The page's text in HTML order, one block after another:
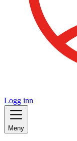
Logg inn
Meny